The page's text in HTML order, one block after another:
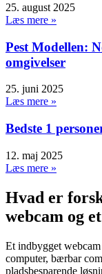
25. august 2025
Læs mere »
Pest Modellen:
omgivelser
25. juni 2025
Læs mere »
Bedste 1
12. maj 2025
Læs mere »
Hvad er
webcam og
Et indbygget webcam
computer, bærbar
pladsbesparende